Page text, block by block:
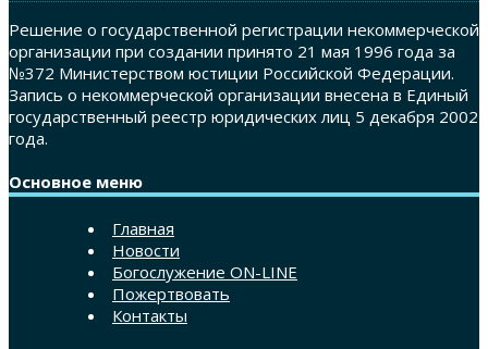
Решение о государственной регистрации некоммерческой
организации при создании принято 21 мая 1996 года за
№372 Министерством юстиции Российской Федерации.
Запись о некоммерческой организации внесена в Единый
государственный реестр юридических лиц 5 декабря 2002
года.
Основное меню
Главная
Новости
Богослужение ON-LINE
Пожертвовать
Контакты